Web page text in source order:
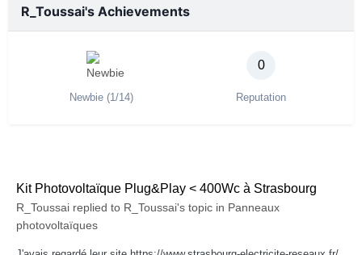
R_Toussai's Achievements
Newbie (1/14)
0
Reputation
Kit Photovoltaïque Plug&Play < 400Wc à Strasbourg
R_Toussai replied to R_Toussai's topic in Panneaux
photovoltaïques